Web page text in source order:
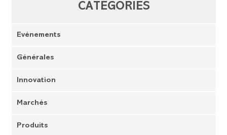
CATÉGORIES
Evénements
Générales
Innovation
Marchés
Produits